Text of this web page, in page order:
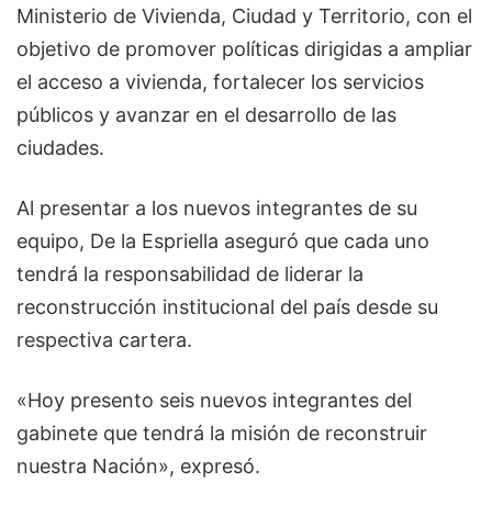
Ministerio de Vivienda, Ciudad y Territorio, con el
objetivo de promover políticas dirigidas a ampliar
el acceso a vivienda, fortalecer los servicios
públicos y avanzar en el desarrollo de las
ciudades.
Al presentar a los nuevos integrantes de su
equipo, De la Espriella aseguró que cada uno
tendrá la responsabilidad de liderar la
reconstrucción institucional del país desde su
respectiva cartera.
«Hoy presento seis nuevos integrantes del
gabinete que tendrá la misión de reconstruir
nuestra Nación», expresó.